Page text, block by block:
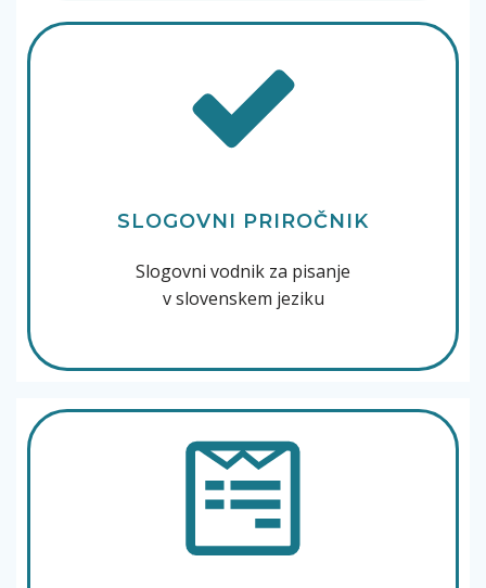
SLOGOVNI PRIROČNIK
Slogovni vodnik za pisanje
v slovenskem jeziku